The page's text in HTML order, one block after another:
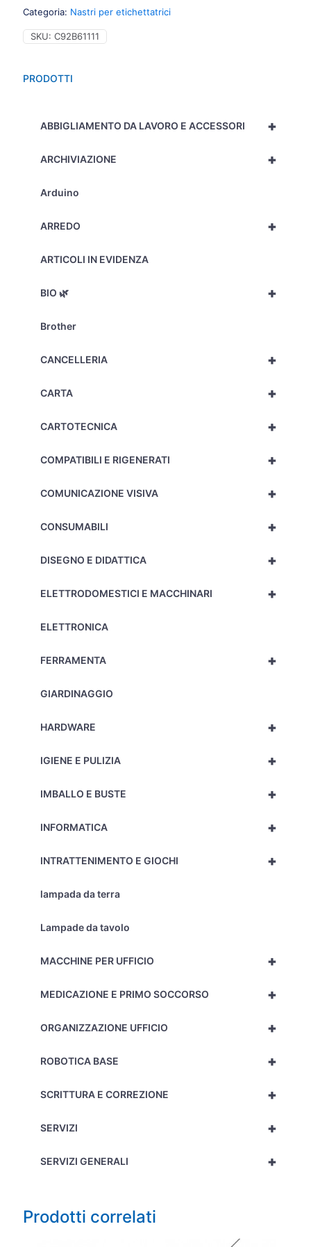
PRODOTTI
+
ABBIGLIAMENTO DA LAVORO E ACCESSORI
+
ARCHIVIAZIONE
Arduino
+
ARREDO
ARTICOLI IN EVIDENZA
+
BIO 🌿
Brother
+
CANCELLERIA
+
CARTA
+
CARTOTECNICA
+
COMPATIBILI E RIGENERATI
+
COMUNICAZIONE VISIVA
+
CONSUMABILI
+
DISEGNO E DIDATTICA
+
ELETTRODOMESTICI E MACCHINARI
ELETTRONICA
+
FERRAMENTA
GIARDINAGGIO
+
HARDWARE
+
IGIENE E PULIZIA
+
IMBALLO E BUSTE
+
INFORMATICA
+
INTRATTENIMENTO E GIOCHI
lampada da terra
Lampade da tavolo
+
MACCHINE PER UFFICIO
+
MEDICAZIONE E PRIMO SOCCORSO
+
ORGANIZZAZIONE UFFICIO
+
ROBOTICA BASE
+
SCRITTURA E CORREZIONE
+
SERVIZI
+
SERVIZI GENERALI
Categoria: Nastri per etichettatrici
SKU: C92B61111
Prodotti correlati